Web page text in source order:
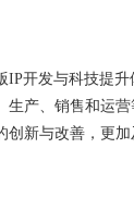
IP开发与科技提
生产、销售和运
创新与改善，更